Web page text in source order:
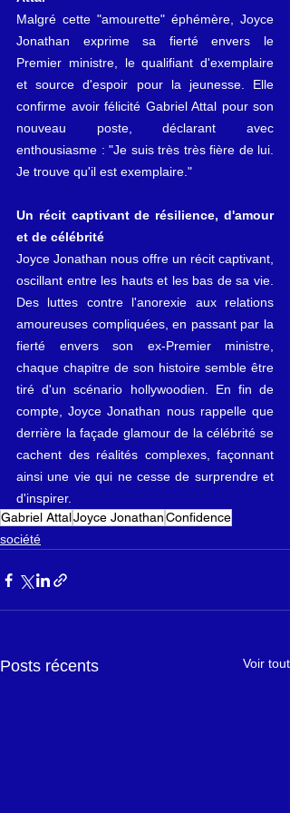
Malgré cette "amourette" éphémère, Joyce
Jonathan exprime sa fierté envers le
Premier ministre, le qualifiant d'exemplaire
et source d'espoir pour la jeunesse. Elle
confirme avoir félicité Gabriel Attal pour son
nouveau poste, déclarant avec
enthousiasme : "Je suis très très fière de lui.
Je trouve qu'il est exemplaire."
Un récit captivant de résilience, d'amour
et de célébrité
Joyce Jonathan nous offre un récit captivant,
oscillant entre les hauts et les bas de sa vie.
Des luttes contre l'anorexie aux relations
amoureuses compliquées, en passant par la
fierté envers son ex-Premier ministre,
chaque chapitre de son histoire semble être
tiré d'un scénario hollywoodien. En fin de
compte, Joyce Jonathan nous rappelle que
derrière la façade glamour de la célébrité se
cachent des réalités complexes, façonnant
ainsi une vie qui ne cesse de surprendre et
d'inspirer.
Gabriel AttalJoyce JonathanConfidence
société
Posts récents Voir tout